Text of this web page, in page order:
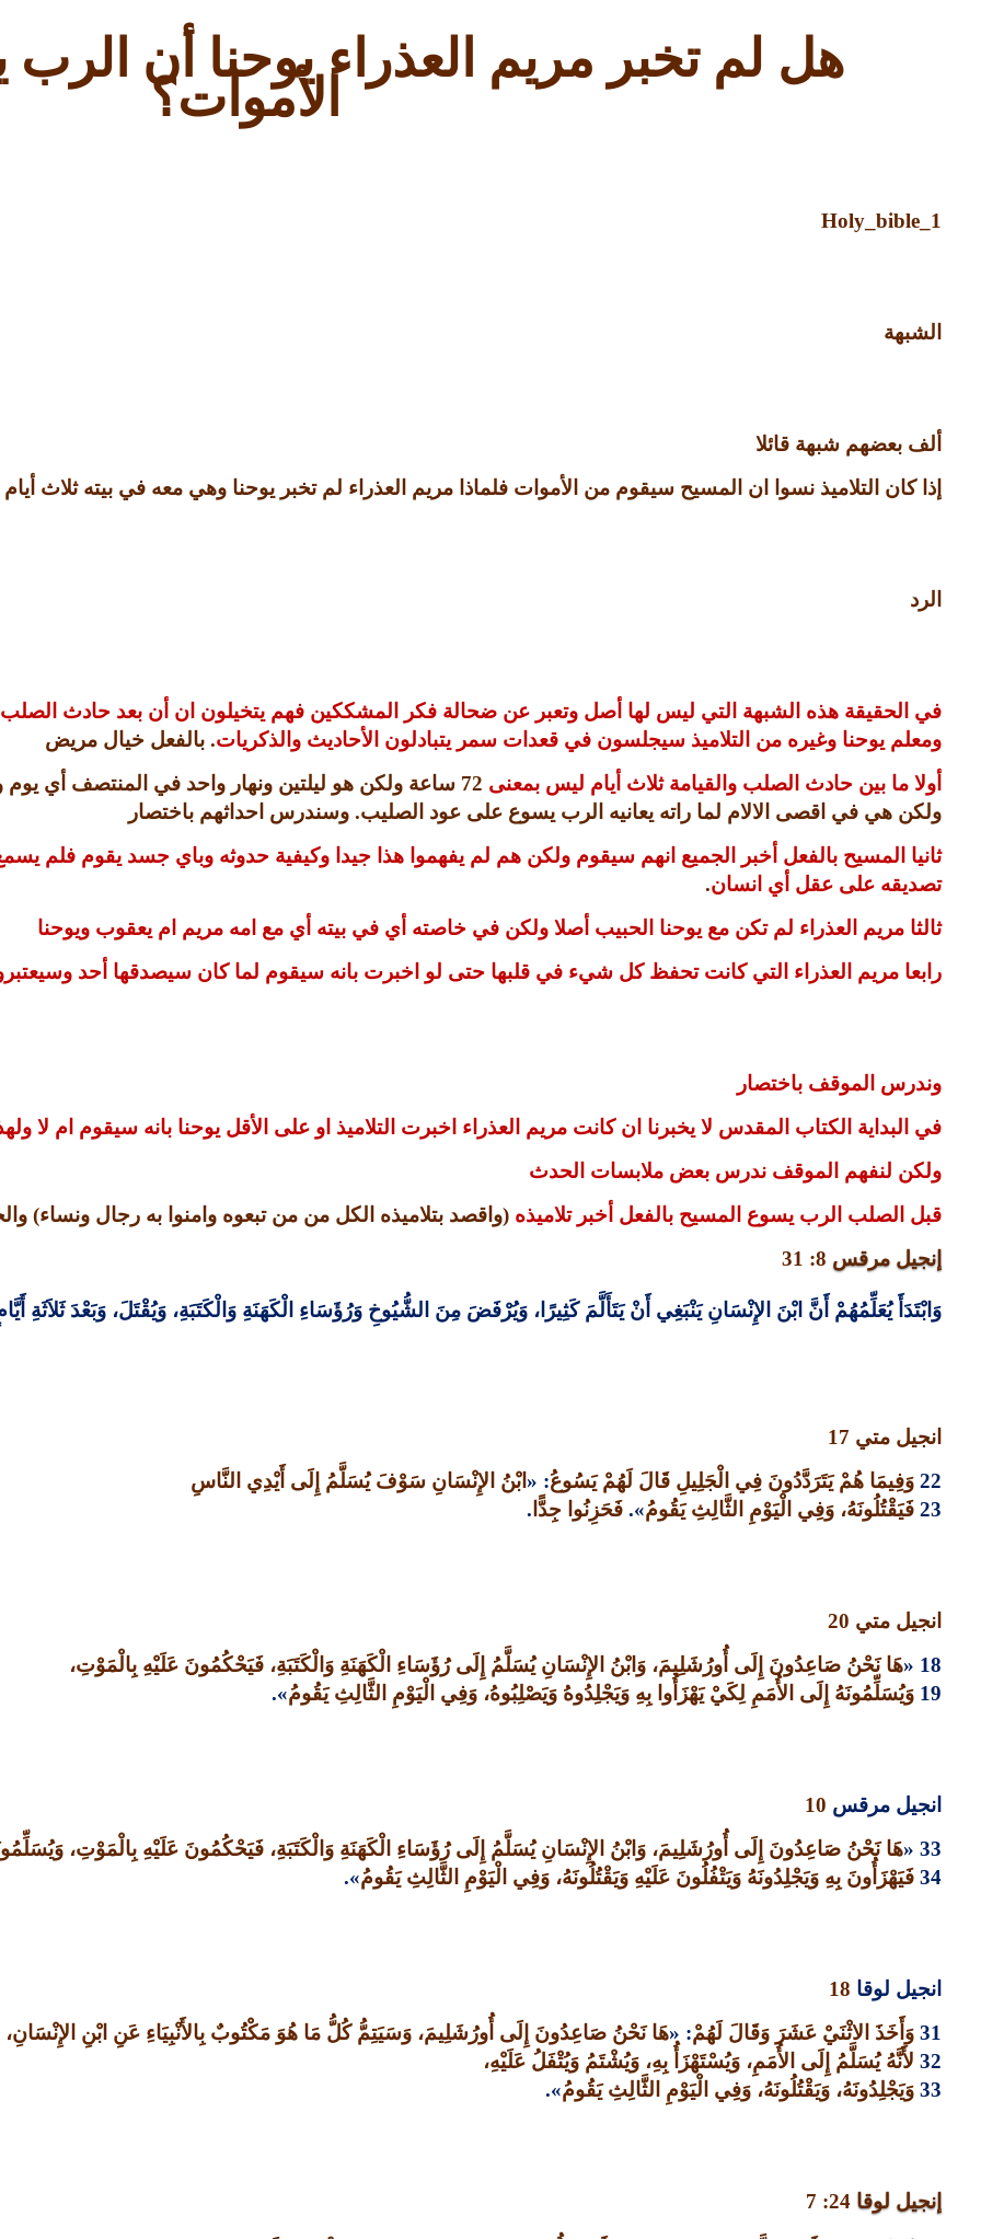
هل لم تخبر مريم العذراء يوحنا أن
الأموات؟
Holy_bible_1
الشبهة
ألف بعضهم شبهة قائلا
إذا كان التلاميذ نسوا ان المسيح سيقوم من الأموات فلماذا مريم العذراء لم تخبر يوحنا وهي معه في بيته ثلاث
الرد
في الحقيقة هذه الشبهة التي ليس لها أصل وتعبر عن ضحالة فكر المشككين فهم يتخيلون ان أن بعد حادث
ومعلم يوحنا وغيره من التلاميذ سيجلسون في قعدات سمر يتبادلون الأحاديث والذكريات. بالفعل خيال مريض
أولا ما بين حادث الصلب والقيامة ثلاث أيام ليس بمعنى 72 ساعة ولكن هو ليلتين ونهار واحد في المنتصف أي
ولكن هي في اقصى الالام لما راته يعانيه الرب يسوع على عود الصليب. وسندرس احداثهم باختصار
ثانيا المسيح بالفعل أخبر الجميع انهم سيقوم ولكن هم لم يفهموا هذا جيدا وكيفية حدوثه وباي جسد يقوم
تصديقه على عقل أي انسان.
ثالثا مريم العذراء لم تكن مع يوحنا الحبيب أصلا ولكن في خاصته أي في بيته أي مع امه مريم ام يعقوب ويوحنا
رابعا مريم العذراء التي كانت تحفظ كل شيء في قلبها حتى لو اخبرت بانه سيقوم لما كان سيصدقها أحد
وندرس الموقف باختصار
في البداية الكتاب المقدس لا يخبرنا ان كانت مريم العذراء اخبرت التلاميذ او على الأقل يوحنا بانه سيقوم ام لا
ولكن لنفهم الموقف ندرس بعض ملابسات الحدث
قبل الصلب الرب يسوع المسيح بالفعل أخبر تلاميذه (واقصد بتلاميذه الكل من من تبعوه وامنوا به رجال ونساء)
إنجيل مرقس 8: 31
وَابْتَدَأَ يُعَلِّمُهُمْ أَنَّ ابْنَ الإِنْسَانِ يَنْبَغِي أَنْ يَتَأَلَّمَ كَثِيرًا، وَيُرْفَضَ مِنَ الشُّيُوخِ وَرُؤَسَاءِ الْكَهَنَةِ وَالْكَتَبَةِ، وَيُقْتَلَ، وَبَعْدَ ثَلاَثَةِ
انجيل متي 17
22 وَفِيمَا هُمْ يَتَرَدَّدُونَ فِي الْجَلِيلِ قَالَ لَهُمْ يَسُوعُ: « ابْنُ الإِنْسَانِ سَوْفَ يُسَلَّمُ إِلَى أَيْدِي النَّاسِ
23 فَيَقْتُلُونَهُ، وَفِي الْيَوْمِ الثَّالِثِ يَقُومُ». فَحَزِنُوا جِدًّا .
انجيل متي 20
18 «
هَا نَحْنُ صَاعِدُونَ إِلَى أُورُشَلِيمَ، وَابْنُ الإِنْسَانِ يُسَلَّمُ إِلَى رُؤَسَاءِ الْكَهَنَةِ وَالْكَتَبَةِ، فَيَحْكُمُونَ عَلَيْهِ بِالْمَوْتِ،
19 وَيُسَلِّمُونَهُ إِلَى الأُمَمِ لِكَيْ يَهْزَأُوا بِهِ وَيَجْلِدُوهُ وَيَصْلِبُوهُ، وَفِي الْيَوْمِ الثَّالِثِ يَقُومُ».
انجيل مرقس 10
33 «
هَا نَحْنُ صَاعِدُونَ إِلَى أُورُشَلِيمَ، وَابْنُ الإِنْسَانِ يُسَلَّمُ إِلَى رُؤَسَاءِ الْكَهَنَةِ وَالْكَتَبَةِ، فَيَحْكُمُونَ عَلَيْهِ بِالْمَوْتِ،
34 فَيَهْزَأُونَ بِهِ وَيَجْلِدُونَهُ وَيَتْفُلُونَ عَلَيْهِ وَيَقْتُلُونَهُ، وَفِي الْيَوْمِ الثَّالِثِ يَقُومُ».
انجيل لوقا 18
31 وَأَخَذَ الاثْنَيْ عَشَرَ وَقَالَ لَهُمْ: «هَا نَحْنُ صَاعِدُونَ إِلَى أُورُشَلِيمَ، وَسَيَتِمُّ كُلُّ مَا هُوَ مَكْتُوبٌ بِالأَنْبِيَاءِ عَنِ ابْنِ الإِنْسَانِ،
32 لأَنَّهُ يُسَلَّمُ إِلَى الأُمَمِ، وَيُسْتَهْزَأُ بِهِ، وَيُشْتَمُ وَيُتْفَلُ عَلَيْهِ،
33 وَيَجْلِدُونَهُ، وَيَقْتُلُونَهُ، وَفِي الْيَوْمِ الثَّالِثِ يَقُومُ».
إنجيل لوقا 24: 7